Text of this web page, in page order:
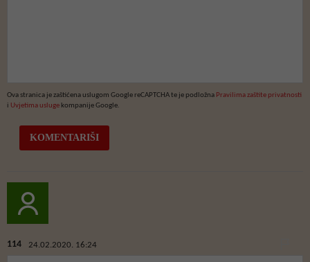
Ova stranica je zaštićena uslugom Google reCAPTCHA te je podložna Pravilima zaštite privatnosti
i Uvjetima usluge kompanije Google.
114 24.02.2020. 16:24